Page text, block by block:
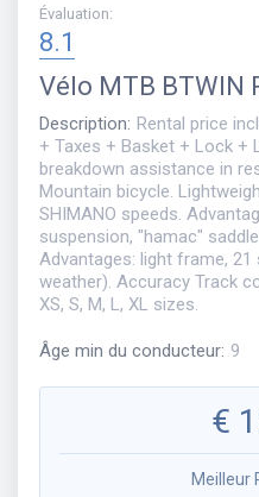
Évaluation:
8.1
Vélo MTB BTWIN
Description: Rental price
+ Taxes + Basket + Lock +
breakdown assistance in
Mountain bicycle.
SHIMANO speeds.
suspension, "hamac"
Advantages: light frame,
weather). Accuracy Track
XS, S, M, L, XL sizes.
Âge min du conducteur: 9
€
Meilleur